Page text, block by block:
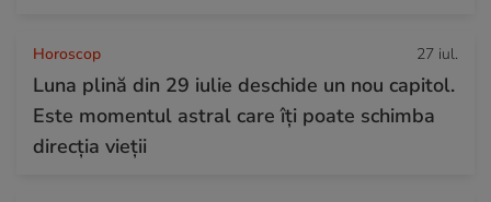
Horoscop 27 iul.
Luna plină din 29 iulie deschide un nou capitol.
Este momentul astral care îți poate schimba
direcția vieții